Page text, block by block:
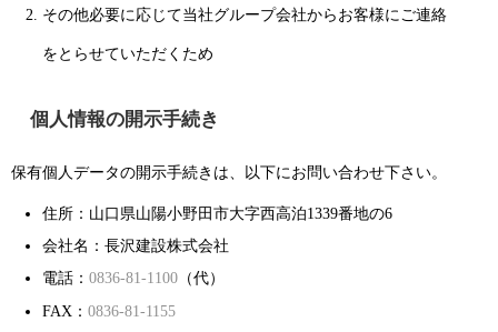
その他必要に応じて当社グループ会社からお客様にご連絡
をとらせていただくため
個人情報の開示手続き
保有個人データの開示手続きは、以下にお問い合わせ下さい。
住所：山口県山陽小野田市大字西高泊1339番地の6
会社名：長沢建設株式会社
電話： 0836-81-1100 （代）
FAX： 0836-81-1155